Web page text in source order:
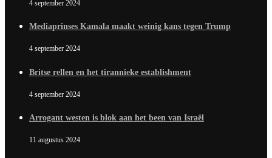
4 september 2024
Mediaprinses Kamala maakt weinig kans tegen Trump
4 september 2024
Britse rellen en het tirannieke establishment
4 september 2024
Arrogant westen is blok aan het been van Israël
11 augustus 2024